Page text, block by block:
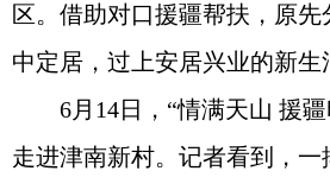
区。借助对口援疆帮扶，原
中定居，过上安居兴业的新生
6月14日，“情满天山 援
走进津南新村。记者看到，